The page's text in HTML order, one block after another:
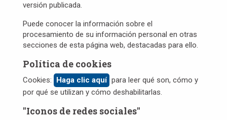
versión publicada.
Puede conocer la información sobre el
procesamiento de su información personal en otras
secciones de esta página web, destacadas para ello.
Política de cookies
Cookies: Haga clic aquí para leer qué son, cómo y
por qué se utilizan y cómo deshabilitarlas.
"Iconos de redes sociales"